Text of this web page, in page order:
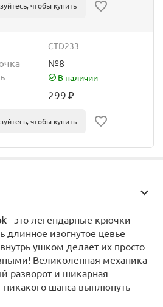
чтобы купить
CTD233
№8
В наличии
299₽
чтобы купить
- это легендарные крючки
изогнутое цевье
ушком делает их просто
Великолепная механика
разворот и шикарная
никакого шанса выплюнуть